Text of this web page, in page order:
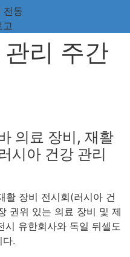
리 주간
의료 장비, 재활
시아 건강 관리
활 장비 전시회(러시아 건
권위 있는 의료 장비 및 제
시 유한회사와 독일 뒤셀도
다.